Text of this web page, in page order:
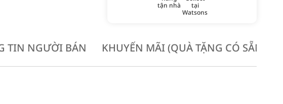
tận nhà
tại
Watsons
TIN NGƯỜI BÁN KHUYẾN MÃI (QUÀ TẶNG CÓ SẴN